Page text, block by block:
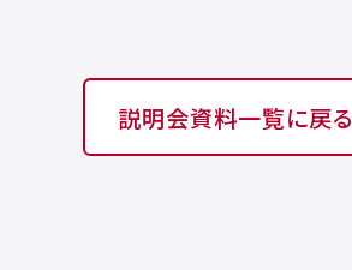
説明会資料一覧に戻る